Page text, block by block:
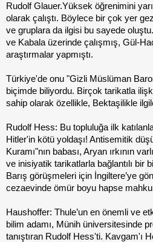
Rudolf Glauer.Yüksek öğrenimini
olarak çalıştı. Böylece bir çok yer
ve gruplara da ilgisi bu sayede
ve Kabala üzerinde çalışmış, Gül-
araştırmalar yapmıştı.
Türkiye'de onu "Gizli Müslüman
biçimde biliyordu. Birçok tarikatla
sahip olarak özellikle, Bektaşilikle
Rudolf Hess: Bu topluluğa ilk
Hitler'in kötü yoldaşı! Antisemitik
Kuramı"nın babası, Aryan ırkının
ve inisiyatik tarikatlarla bağlantılı bir
Barış görüşmeleri için İngiltere’ye
cezaevinde ömür boyu hapse
Haushoffer: Thule’un en önemli ve
bilim adamı, Münih üniversitesinde
tanıştıran Rudolf Hess'ti. Kavgam'ı